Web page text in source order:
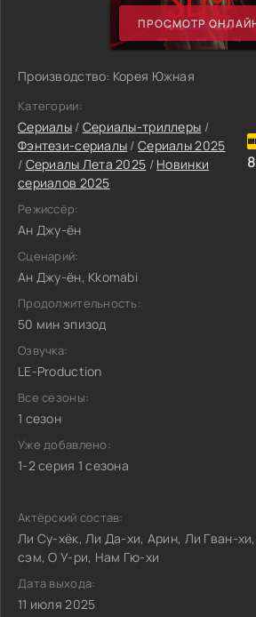
ПРОСМОТР
Производство: Корея Южная
Категории:
Сериалы/ Сериалы-триллеры /
Фэнтези-сериалы /Сериалы 2025
/ Сериалы Лета 2025 / Новинки
сериалов 2025
Режиссёр:
Ан Джу-ён
Сценарий:
Ан Джу-ён, Kkomabi
Продолжительность:
50 мин эпизод
Озвучка:
LE-Production
Все сезоны:
1 сезон
Уже добавлено:
1-2 серия 1 сезона
Актёрский состав:
Ли Су-хёк, Ли Да-хи, Арин, Ли Гван-
сэм, О У-ри, Нам Гю-хи
Дата выхода:
11 июля 2025